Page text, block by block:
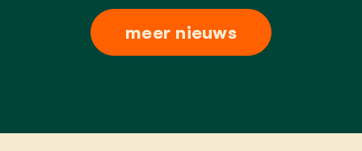
meer nieuws